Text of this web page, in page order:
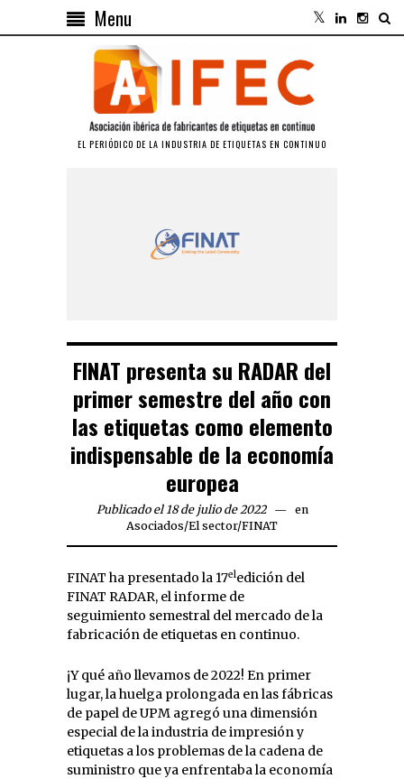
Menu
EL PERIÓDICO DE LA INDUSTRIA DE ETIQUETAS EN CONTINUO
FINAT presenta su RADAR del
primer semestre del año con
las etiquetas como elemento
indispensable de la economía
europea
Publicado el 18 de julio de 2022
en
Asociados/El sector/FINAT
FINAT ha presentado la 17eledición del
FINAT RADAR, el informe de
seguimiento semestral del mercado de la
fabricación de etiquetas en continuo.
¡Y qué año llevamos de 2022! En primer
lugar, la huelga prolongada en las fábricas
de papel de UPM agregó una dimensión
especial de la industria de impresión y
etiquetas a los problemas de la cadena de
suministro que ya enfrentaba la economía